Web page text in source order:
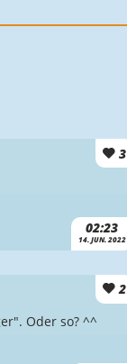
3
02:23
14. JUN. 2022
2
Oder so? ^^